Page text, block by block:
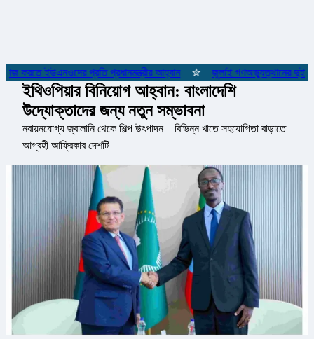
করতে ইউএনওদের প্রতি প্রধানমন্ত্রীর আহ্বান জুলাই গণঅভ্যুত্থানের দুই
ইথিওপিয়ার বিনিয়োগ আহ্বান: বাংলাদেশি
উদ্যোক্তাদের জন্য নতুন সম্ভাবনা
নবায়নযোগ্য জ্বালানি থেকে শিল্প উৎপাদন—বিভিন্ন খাতে সহযোগিতা বাড়াতে
আগ্রহী আফ্রিকার দেশটি